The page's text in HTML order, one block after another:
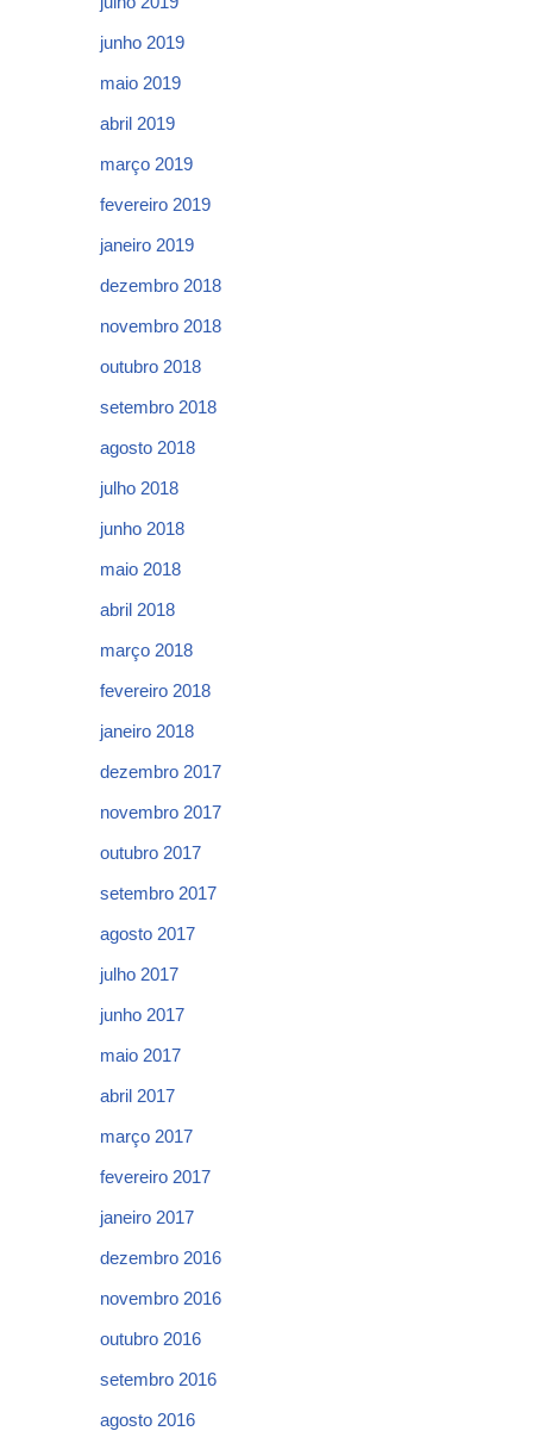
junho 2019
maio 2019
abril 2019
março 2019
fevereiro 2019
janeiro 2019
dezembro 2018
novembro 2018
outubro 2018
setembro 2018
agosto 2018
julho 2018
junho 2018
maio 2018
abril 2018
março 2018
fevereiro 2018
janeiro 2018
dezembro 2017
novembro 2017
outubro 2017
setembro 2017
agosto 2017
julho 2017
junho 2017
maio 2017
abril 2017
março 2017
fevereiro 2017
janeiro 2017
dezembro 2016
novembro 2016
outubro 2016
setembro 2016
agosto 2016